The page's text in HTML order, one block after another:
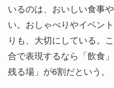
いるのは、おいしい食事
い。おしゃべりやイベン
りも、大切にしている。
合で表現するなら「飲食
残る場」が6割だという。